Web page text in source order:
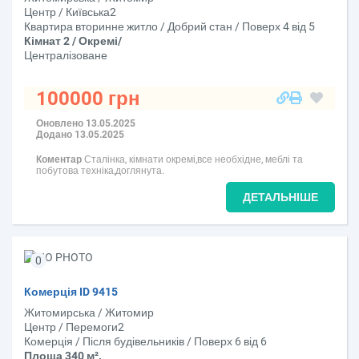
Центр / Київська2
Квартира вторинне житло / Добрий стан / Поверх 4 від 5
Кімнат 2 / Окремі/
Централізоване
100000 грн
Оновлено 13.05.2025
Додано 13.05.2025
Коментар Сталінка, кімнати окремі,все необхідне, меблі та
побутова техніка,доглянута.
ДЕТАЛЬНІШЕ
0
Комерція ID 9415
Житомирська / Житомир
Центр / Перемоги2
Комерція / Після будівельників / Поверх 6 від 6
Площа 340 м².